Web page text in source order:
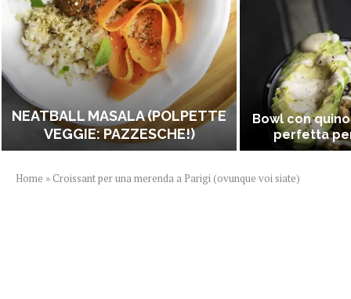
NEATBALL MASALA (POLPETTE
VEGGIE: PAZZESCHE!)
Bowl con
perfetta
Home » Croissant per una merenda a Parigi (ovunque voi siate)